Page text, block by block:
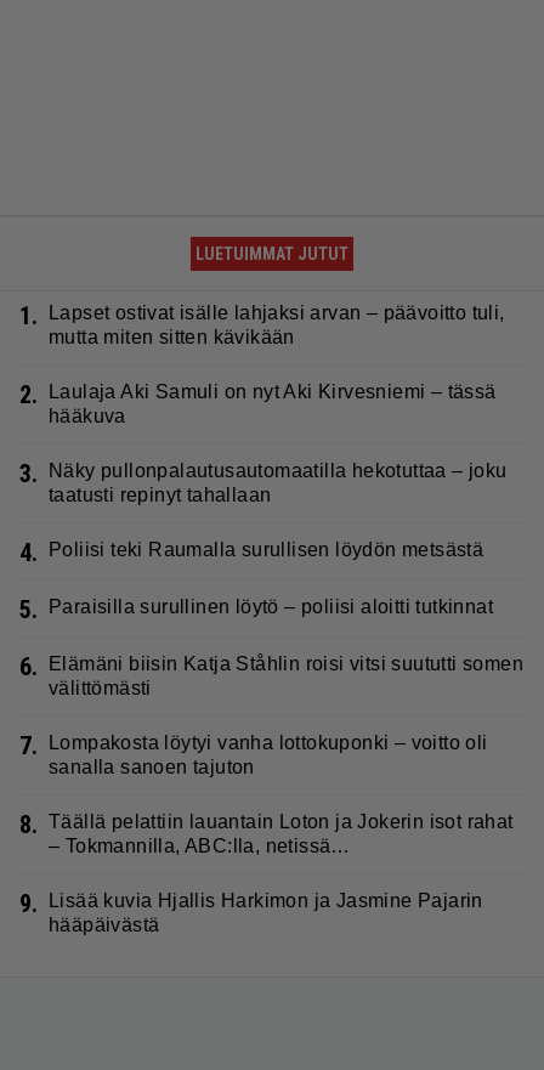
LUETUIMMAT JUTUT
1.
Lapset ostivat isälle lahjaksi arvan – päävoitto tuli,
mutta miten sitten kävikään
2.
Laulaja Aki Samuli on nyt Aki Kirvesniemi – tässä
hääkuva
3.
Näky pullonpalautusautomaatilla hekotuttaa – joku
taatusti repinyt tahallaan
4. Poliisi teki Raumalla surullisen löydön metsästä
5. Paraisilla surullinen löytö – poliisi aloitti tutkinnat
6.
Elämäni biisin Katja Ståhlin roisi vitsi suututti somen
välittömästi
7.
Lompakosta löytyi vanha lottokuponki – voitto oli
sanalla sanoen tajuton
8. Täällä pelattiin lauantain Loton ja Jokerin isot rahat
– Tokmannilla, ABC:lla, netissä…
9.
Lisää kuvia Hjallis Harkimon ja Jasmine Pajarin
hääpäivästä